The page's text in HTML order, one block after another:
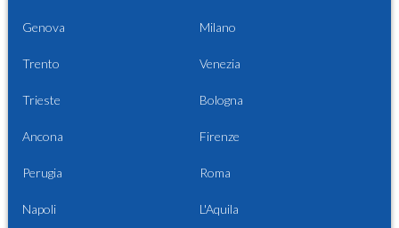
Genova Milano
Trento Venezia
Trieste Bologna
Ancona Firenze
Perugia Roma
Napoli L'Aquila